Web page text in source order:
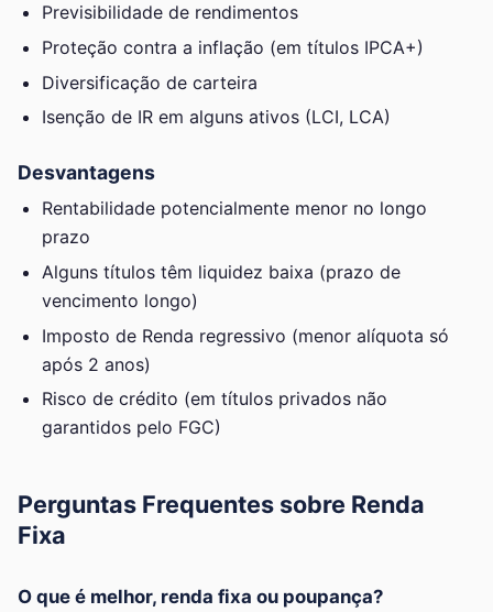
Previsibilidade de rendimentos
Proteção contra a inflação (em títulos IPCA+)
Diversificação de carteira
Isenção de IR em alguns ativos (LCI, LCA)
Desvantagens
Rentabilidade potencialmente menor no longo
prazo
Alguns títulos têm liquidez baixa (prazo de
vencimento longo)
Imposto de Renda regressivo (menor alíquota só
após 2 anos)
Risco de crédito (em títulos privados não
garantidos pelo FGC)
Perguntas Frequentes sobre Renda
Fixa
O que é melhor, renda fixa ou poupança?